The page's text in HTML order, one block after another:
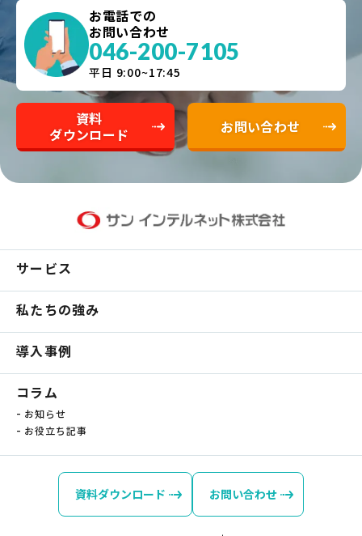
お電話での
お問い合わせ
046-200-7105
平日 9:00~17:45
資料
ダウンロード
お問い合わせ
サービス
私たちの強み
導入事例
コラム
- お知らせ
- お役立ち記事
資料ダウンロード お問い合わせ